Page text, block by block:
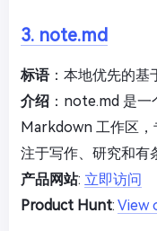
3. note.md
标语：本地优先的基
介绍 ：note.md 是
Markdown 工作区，
注于写作、研究和有
产品网站: 立即访问
Product Hunt: View